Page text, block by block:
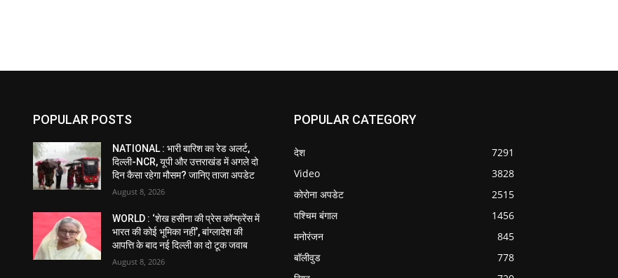
POPULAR POSTS
NATIONAL : भारी बारिश का रेड अलर्ट,
दिल्ली-NCR, यूपी और उत्तराखंड में अगले दो
दिन कैसा रहेगा मौसम? जानिए ताजा अपडेट
August 8, 2026
WORLD : ‘शेख हसीना की प्रेस कॉन्फ्रेंस में
भारत की कोई भूमिका नहीं’, बांग्लादेश की
आपत्ति के बाद नई दिल्ली का दो टूक जवाब
August 8, 2026
POPULAR CATEGORY
देश
7291
Video
3828
कोरोना अपडेट
2515
पश्चिम बंगाल
1456
मनोरंजन
845
बॉलीवुड
778